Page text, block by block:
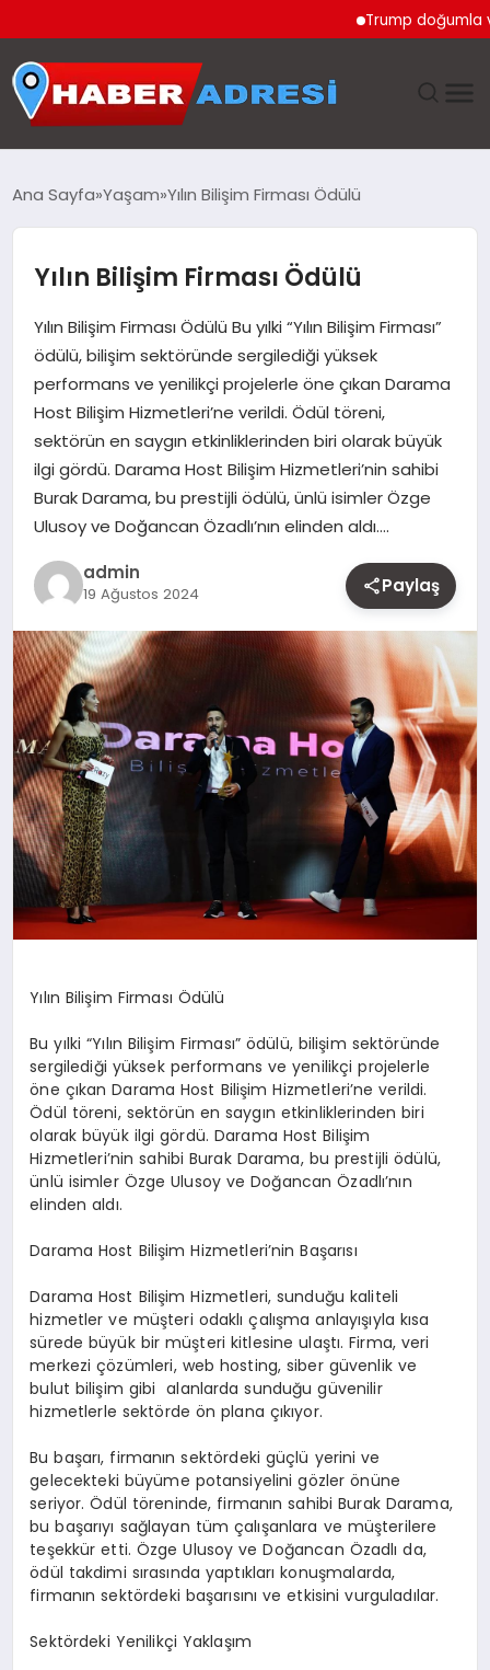
Trump doğumla
GÜNDEM
SPOR
EKONOMI
TEKNOLOJI
EĞITIM
MAGAZIN
YAŞAM
OTOMOBIL
Ana Sayfa Yaşam Yılın Bilişim Firması Ödülü
Yılın Bilişim Firması Ödülü
Yılın Bilişim Firması Ödülü Bu yılki “Yılın Bilişim Firması”
ödülü, bilişim sektöründe sergilediği yüksek
performans ve yenilikçi projelerle öne çıkan Darama
Host Bilişim Hizmetleri’ne verildi. Ödül töreni,
sektörün en saygın etkinliklerinden biri olarak büyük
ilgi gördü. Darama Host Bilişim Hizmetleri’nin sahibi
Burak Darama, bu prestijli ödülü, ünlü isimler Özge
Ulusoy ve Doğancan Özadlı’nın elinden aldı….
admin
19 Ağustos 2024 Paylaş
Yılın Bilişim Firması Ödülü
Bu yılki “Yılın Bilişim Firması” ödülü, bilişim sektöründe
sergilediği yüksek performans ve yenilikçi projelerle
öne çıkan Darama Host Bilişim Hizmetleri’ne verildi.
Ödül töreni, sektörün en saygın etkinliklerinden biri
olarak büyük ilgi gördü. Darama Host Bilişim
Hizmetleri’nin sahibi Burak Darama, bu prestijli ödülü,
ünlü isimler Özge Ulusoy ve Doğancan Özadlı’nın
elinden aldı.
Darama Host Bilişim Hizmetleri’nin Başarısı
Darama Host Bilişim Hizmetleri, sunduğu kaliteli
hizmetler ve müşteri odaklı çalışma anlayışıyla kısa
sürede büyük bir müşteri kitlesine ulaştı. Firma, veri
merkezi çözümleri, web hosting, siber güvenlik ve
bulut bilişim gibi alanlarda sunduğu güvenilir
hizmetlerle sektörde ön plana çıkıyor.
Bu başarı, firmanın sektördeki güçlü yerini ve
gelecekteki büyüme potansiyelini gözler önüne
seriyor. Ödül töreninde, firmanın sahibi Burak Darama,
bu başarıyı sağlayan tüm çalışanlara ve müşterilere
teşekkür etti. Özge Ulusoy ve Doğancan Özadlı da,
ödül takdimi sırasında yaptıkları konuşmalarda,
firmanın sektördeki başarısını ve etkisini vurguladılar.
Sektördeki Yenilikçi Yaklaşım